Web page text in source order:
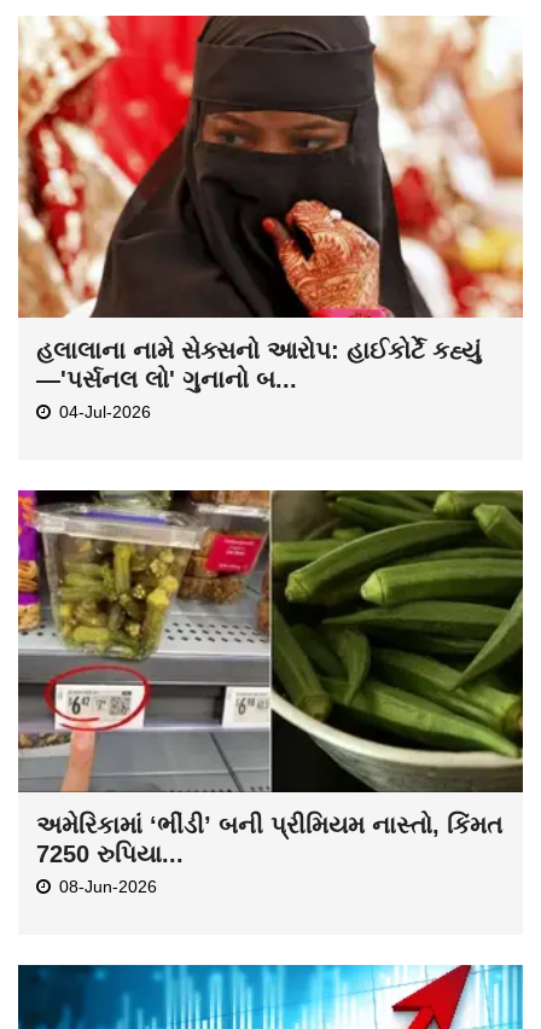
હલાલાના નામે સેક્સનો આરોપ: હાઈકોર્ટે કહ્યું
—'પર્સનલ લો' ગુનાનો બ...
04-Jul-2026
અમેરિકામાં ‘ભીંડી’ બની પ્રીમિયમ નાસ્તો, કિંમત
7250 રુપિયા...
08-Jun-2026